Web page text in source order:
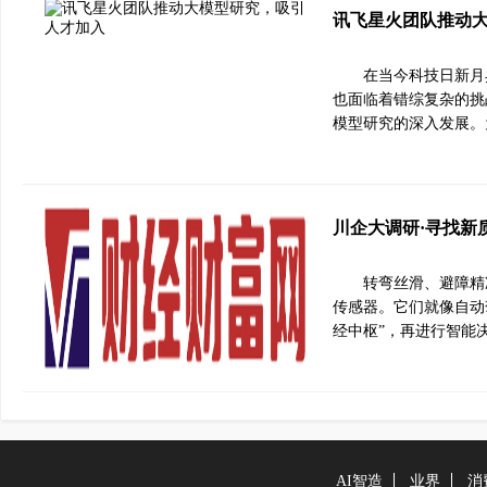
讯飞星火团队推动
在当今科技日新
也面临着错综复杂的
模型研究的深入发展
川企大调研·寻找
转弯丝滑、避障
传感器。它们就像自
经中枢”，再进行智
AI智造 业界 消